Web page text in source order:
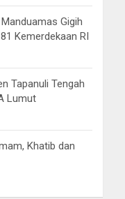
Gigih
Kemerdekaan RI
Tapanuli Tengah
Lumut
Khatib dan